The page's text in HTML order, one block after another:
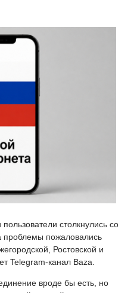
столкнулись со
проблемы пожаловались
Ростовской и
Telegram-канал Baza.
вроде бы есть, но